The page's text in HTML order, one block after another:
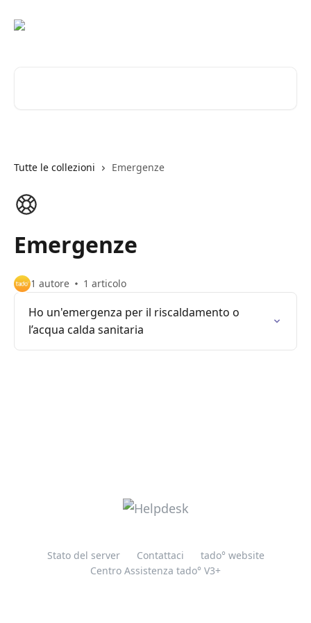
Tutte le collezioni Emergenze
Emergenze
1 autore 1 articolo
Ho un'emergenza per il riscaldamento o
l’acqua calda sanitaria
Stato del server Contattaci
tado° website
Centro Assistenza tado° V3+